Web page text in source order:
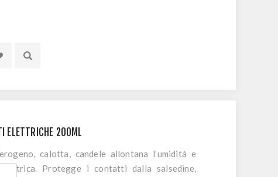
ELETTRICHE 200ML
calotta, candele allontana l’umidità e
Protegge i contatti dalla salsedine,